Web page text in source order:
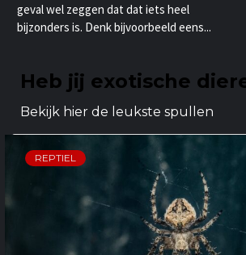
geval wel zeggen dat dat iets heel
bijzonders is. Denk bijvoorbeeld eens...
Heb jij exotische
Bekijk hier de leukste spullen
REPTIEL